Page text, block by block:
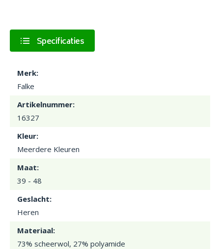
Specificaties
Merk:
Falke
Artikelnummer:
16327
Kleur:
Meerdere Kleuren
Maat:
39 - 48
Geslacht:
Heren
Materiaal:
73% scheerwol, 27% polyamide